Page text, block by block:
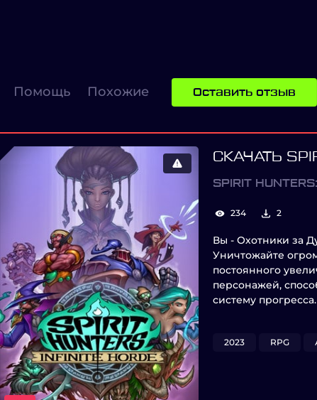
Помощь Похожие Оставить отзыв
СКАЧАТЬ
SPIRIT
234 2
Вы - Охотники за
Уничтожайте
постоянного
персонажей,
систему прогресса.
2023 RPG